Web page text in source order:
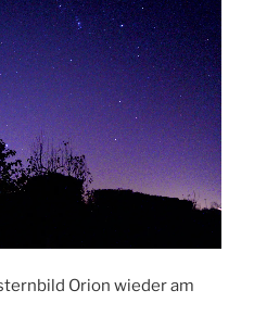
Orion wieder am